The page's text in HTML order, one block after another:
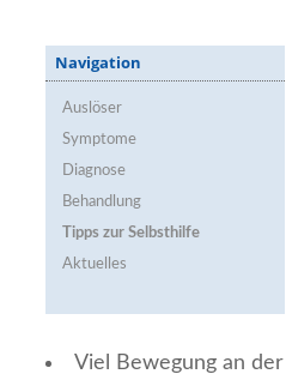
Navigation
Auslöser
Symptome
Diagnose
Behandlung
Tipps zur Selbsthilfe
Aktuelles
Viel Bewegung an